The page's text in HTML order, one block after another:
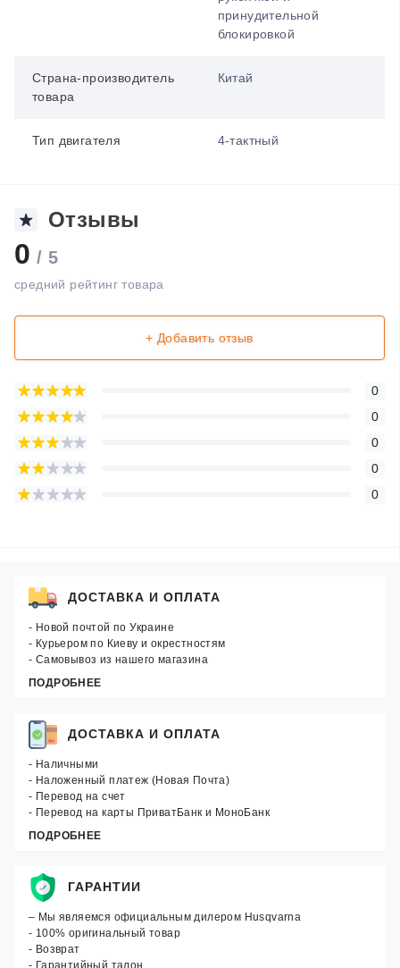
принудительной
блокировкой
Страна-производитель
товара
Китай
Тип двигателя 4-тактный
Отзывы
0 / 5
средний рейтинг товара
+ Добавить отзыв
0
0
0
0
0
ДОСТАВКА И ОПЛАТА
- Новой почтой по Украине
- Курьером по Киеву и окрестностям
- Самовывоз из нашего магазина
ПОДРОБНЕЕ
ДОСТАВКА И ОПЛАТА
- Наличными
- Наложенный платеж (Новая Почта)
- Перевод на счет
- Перевод на карты ПриватБанк и МоноБанк
ПОДРОБНЕЕ
ГАРАНТИИ
– Мы являемся официальным дилером Husqvarna
- 100% оригинальный товар
- Возврат
- Гарантийный талон